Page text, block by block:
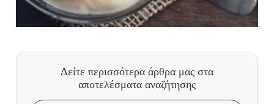
Δείτε περισσότερα άρθρα μας στα
αποτελέσματα αναζήτησης